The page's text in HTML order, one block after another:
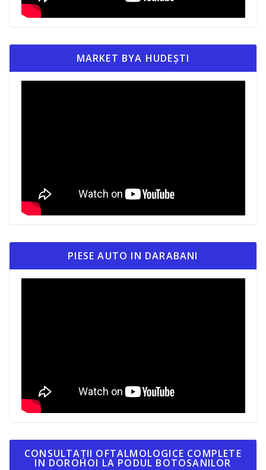
MARKET BYA HUDEȘTI
PIESE AUTO IN DARABANI
CONSULTAȚII OFTALMOLOGICE COMPLETE
IN DOROHOI LA PODUL BOTOSANILOR